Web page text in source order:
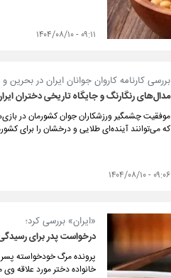
۰۹:۱۱ - ۱۴۰۴/۰۸/۱۰
بررسی کارنامه کاروان جوانان ایران در بحرین
مدال‌های رنگارنگ و جایگاه تاریخی دختران
موفقیت چشمگیر ورزشکاران جوان کشورمان در
که می‌توانند آینده‌ای طلایی و درخشان را برای
۰۹:۰۶ - ۱۴۰۴/۰۸/۱۰
«ایران» بررسی کرد؛
درخواست پدر برای
پرونده مرگ خودخواسته
خانواده دختر مورد